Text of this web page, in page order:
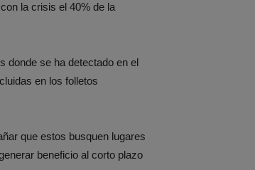
la crisis el 40% de la
donde se ha detectado en el
en los folletos
que estos busquen lugares
beneficio al corto plazo